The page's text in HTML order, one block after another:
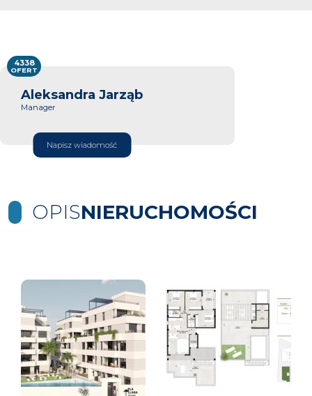
Aleksandra Jarząb
Manager
Napisz wiadomość
4338
OFERT
OPISNIERUCHOMOŚCI